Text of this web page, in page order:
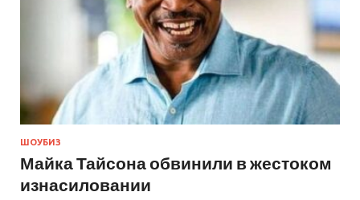
ШОУБИЗ
Майка Тайсона обвинили в жестоком
изнасиловании